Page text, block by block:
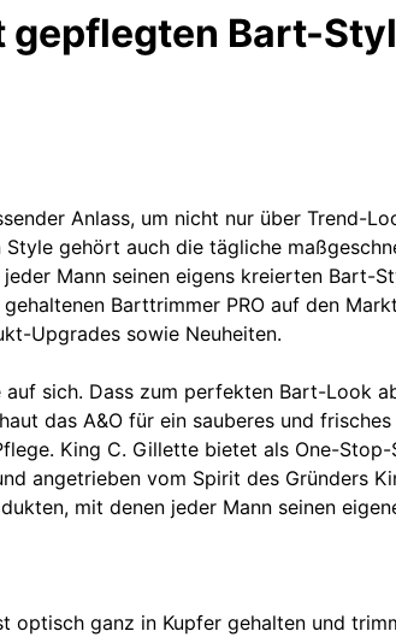
Bart-
Anlass, um nicht nur über Trend-
gehört auch die tägliche
Mann seinen eigens kreierten Bart-
Barttrimmer PRO auf den
Upgrades sowie Neuheiten.
sich. Dass zum perfekten Bart-Look
das A&O für ein sauberes und
King C. Gillette bietet als One-
angetrieben vom Spirit des Gründers
mit denen jeder Mann seinen
optisch ganz in Kupfer gehalten und